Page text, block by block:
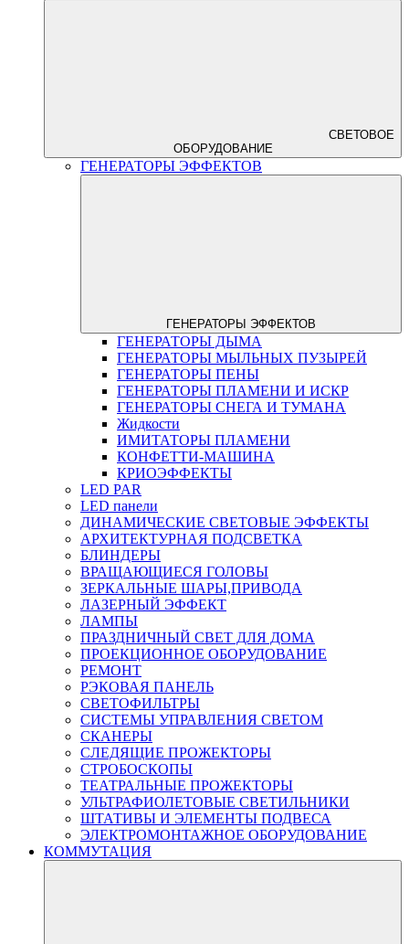
СВЕТОВОЕ
ОБОРУДОВАНИЕ
ГЕНЕРАТОРЫ ЭФФЕКТОВ
ГЕНЕРАТОРЫ ЭФФЕКТОВ
ГЕНЕРАТОРЫ ДЫМА
ГЕНЕРАТОРЫ МЫЛЬНЫХ ПУЗЫРЕЙ
ГЕНЕРАТОРЫ ПЕНЫ
ГЕНЕРАТОРЫ ПЛАМЕНИ И ИСКР
ГЕНЕРАТОРЫ СНЕГА И ТУМАНА
Жидкости
ИМИТАТОРЫ ПЛАМЕНИ
КОНФЕТТИ-МАШИНА
КРИОЭФФЕКТЫ
LED PAR
LED панели
ДИНАМИЧЕСКИЕ СВЕТОВЫЕ ЭФФЕКТЫ
АРХИТЕКТУРНАЯ ПОДСВЕТКА
БЛИНДЕРЫ
ВРАЩАЮЩИЕСЯ ГОЛОВЫ
ЗЕРКАЛЬНЫЕ ШАРЫ,ПРИВОДА
ЛАЗЕРНЫЙ ЭФФЕКТ
ЛАМПЫ
ПРАЗДНИЧНЫЙ СВЕТ ДЛЯ ДОМА
ПРОЕКЦИОННОЕ ОБОРУДОВАНИЕ
РЕМОНТ
РЭКОВАЯ ПАНЕЛЬ
СВЕТОФИЛЬТРЫ
СИСТЕМЫ УПРАВЛЕНИЯ СВЕТОМ
СКАНЕРЫ
СЛЕДЯЩИЕ ПРОЖЕКТОРЫ
СТРОБОСКОПЫ
ТЕАТРАЛЬНЫЕ ПРОЖЕКТОРЫ
УЛЬТРАФИОЛЕТОВЫЕ СВЕТИЛЬНИКИ
ШТАТИВЫ И ЭЛЕМЕНТЫ ПОДВЕСА
ЭЛЕКТРОМОНТАЖНОЕ ОБОРУДОВАНИЕ
КОММУТАЦИЯ